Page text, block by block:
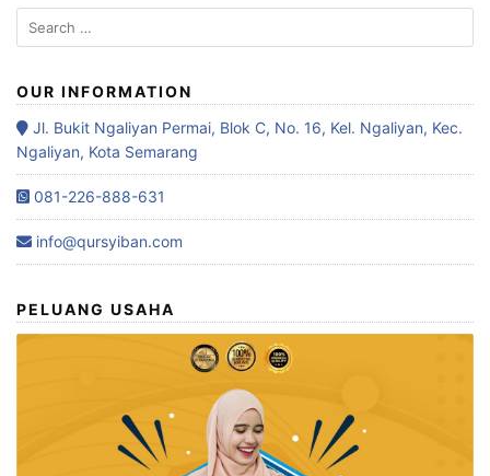
OUR INFORMATION
Jl. Bukit Ngaliyan Permai, Blok C, No. 16, Kel. Ngaliyan, Kec.
Ngaliyan, Kota Semarang
081-226-888-631
info@qursyiban.com
PELUANG USAHA